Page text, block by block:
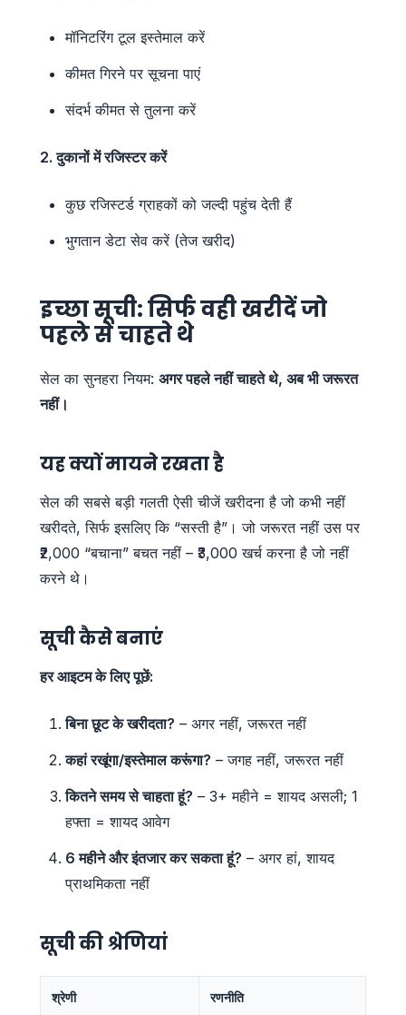
मॉनिटरिंग टूल इस्तेमाल करें
कीमत गिरने पर सूचना पाएं
संदर्भ कीमत से तुलना करें
2. दुकानों में रजिस्टर करें
कुछ रजिस्टर्ड ग्राहकों को जल्दी पहुंच देती हैं
भुगतान डेटा सेव करें (तेज खरीद)
इच्छा सूची: सिर्फ वही खरीदें जो
पहले से चाहते थे
सेल का सुनहरा नियम: अगर पहले नहीं चाहते थे, अब भी जरूरत
नहीं।
यह क्यों मायने रखता है
सेल की सबसे बड़ी गलती ऐसी चीजें खरीदना है जो कभी नहीं
खरीदते, सिर्फ इसलिए कि “सस्ती है”। जो जरूरत नहीं उस पर
₹2,000 “बचाना” बचत नहीं – ₹3,000 खर्च करना है जो नहीं
करने थे।
सूची कैसे बनाएं
हर आइटम के लिए पूछें:
बिना छूट के खरीदता? – अगर नहीं, जरूरत नहीं
कहां रखूंगा/इस्तेमाल करूंगा? – जगह नहीं, जरूरत नहीं
कितने समय से चाहता हूं? – 3+ महीने = शायद असली; 1
हफ्ता = शायद आवेग
6 महीने और इंतजार कर सकता हूं? – अगर हां, शायद
प्राथमिकता नहीं
सूची की श्रेणियां
श्रेणी रणनीति